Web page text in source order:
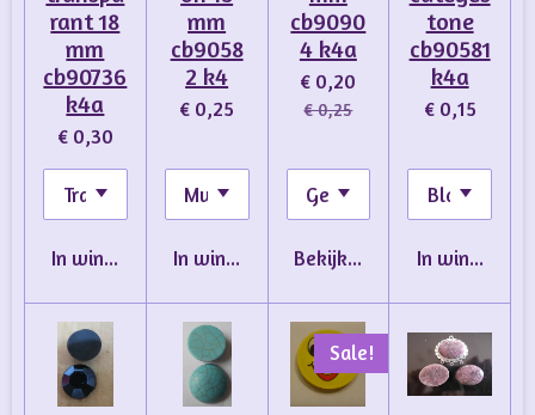
rant 18
mm
cb90736
k4a
€ 0,30
In winkelwagen
mm
cb9058
2 k4
€ 0,25
In winkelwagen
cb9090
4 k4a
€ 0,20
€ 0,25
Bekijk details
tone
cb90581
k4a
€ 0,15
In
Sale!